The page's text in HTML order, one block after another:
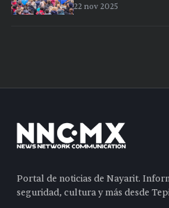
22 nov 2025
Portal de noticias de Nayarit.
seguridad, cultura y más desde